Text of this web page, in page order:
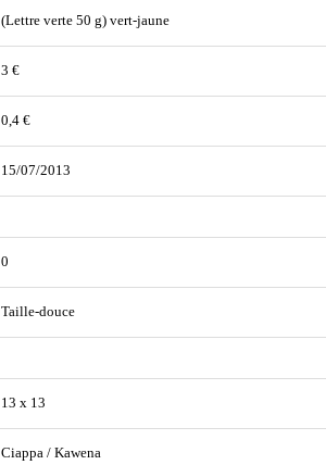
(Lettre verte 50 g) vert-jaune
3 €
0,4 €
15/07/2013
0
Taille-douce
13 x 13
Ciappa / Kawena